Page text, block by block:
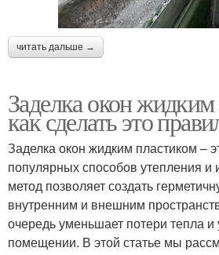
читать дальше →
Заделка окон
как сделать это
Заделка окон жидким пластиком –
популярных способов утепления и
метод позволяет создать
внутренним и внешним
очередь уменьшает потери тепла
помещении. В этой статье мы